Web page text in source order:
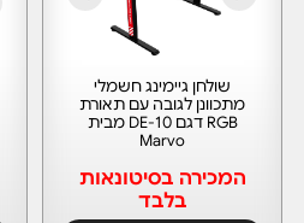
שולחן גיימינג חשמלי
מתכוונן לגובה עם תאורת
RGB דגם DE-10 מבית
Marvo
המכירה בסיטונאות
בלבד